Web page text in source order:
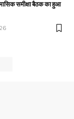
समीक्षा बैठक का हुआ